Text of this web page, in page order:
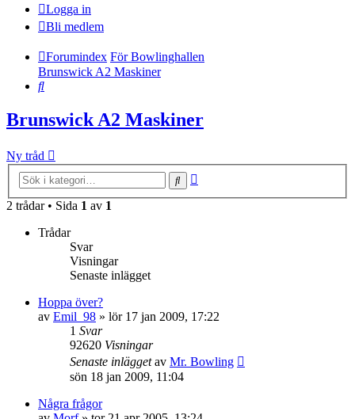
Logga in
Bli medlem
Forumindex För Bowlinghallen
Brunswick A2 Maskiner
Sök
Brunswick A2 Maskiner
Ny tråd
Sök
2 trådar • Sida 1 av 1
Trådar
Svar
Visningar
Senaste inlägget
Hoppa över?
av Emil_98 » lör 17 jan 2009, 17:22
1 Svar
92620 Visningar
Senaste inläggetav Mr. Bowling
sön 18 jan 2009, 11:04
Några frågor